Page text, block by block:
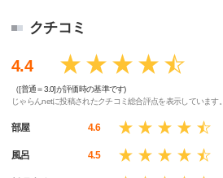
クチコミ
4.4
（[普通＝3.0]が評価時の基準です)
じゃらんnetに投稿されたクチコミ総合評点を表示しています。
部屋 4.6
風呂 4.5